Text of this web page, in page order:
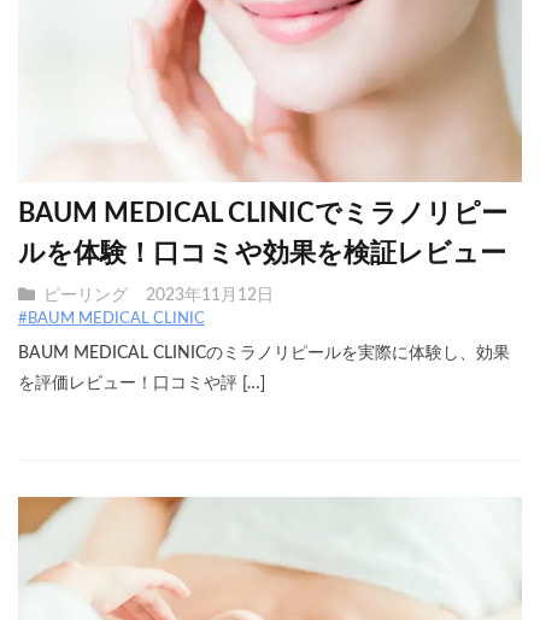
BAUM MEDICAL CLINICでミラノリピー
ルを体験！口コミや効果を検証レビュー
ピーリング 2023年11月12日
#BAUM MEDICAL CLINIC
BAUM MEDICAL CLINICのミラノリピールを実際に体験し、効果
を評価レビュー！口コミや評 […]